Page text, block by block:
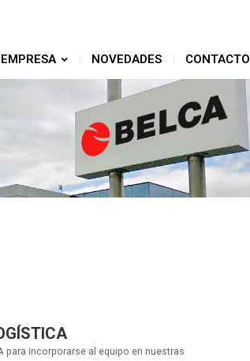
NOVEDADES CONTACTO
para incorporarse al equipo en nuestras